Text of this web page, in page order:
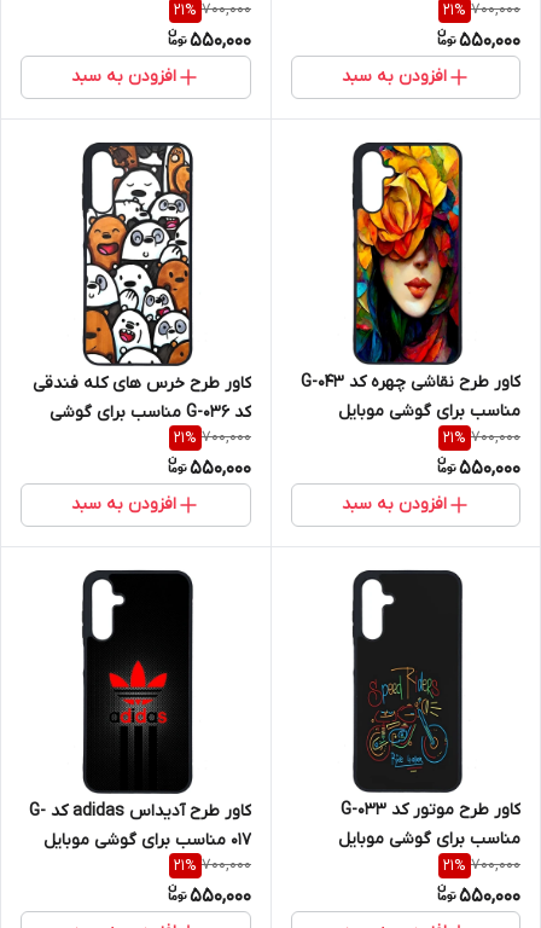
Galaxy A16 4G / A16 5G
700,000
21%
550,000
افزودن به سبد
سامسونگ Galaxy A16 4G / A16
5G
700,000
21%
550,000
افزودن به سبد
کاور طرح نقاشی چهره کد G-043
مناسب برای گوشی موبایل
سامسونگ Galaxy A16 4G / A16
5G
700,000
21%
550,000
افزودن به سبد
کاور طرح خرس های کله فندقی
کد G-036 مناسب برای گوشی
/ A16 5G
700,000
21%
550,000
افزودن به سبد
کاور طرح موتور کد G-033
مناسب برای گوشی موبایل
سامسونگ Galaxy A16 4G / A16
5G
700,000
21%
550,000
کاور طرح آدیداس adidas کد G-
017 مناسب برای گوشی موبایل
سامسونگ Galaxy A16 4G / A16
5G
700,000
21%
550,000